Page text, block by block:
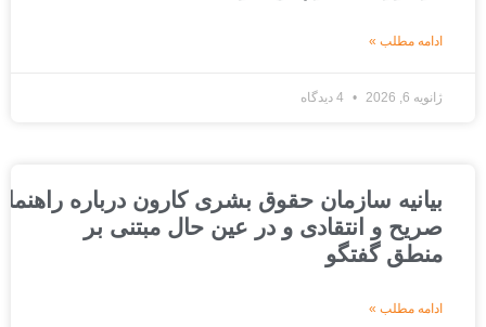
ادامه مطلب »
ژانویه 6, 2026 4 دیدگاه
بیانیه سازمان حقوق بشری کارون درباره راهنمای
صریح و انتقادی و در عین حال مبتنی بر
منطق گفتگو
ادامه مطلب »